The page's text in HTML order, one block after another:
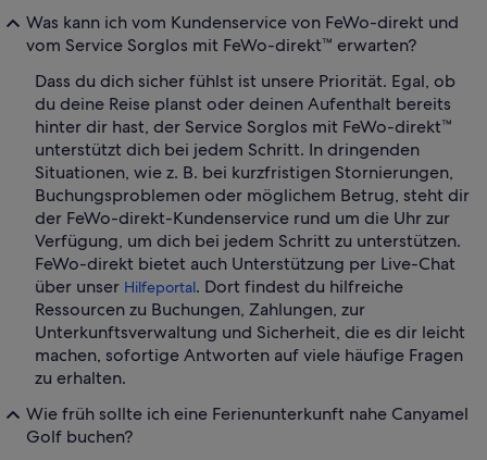
Was kann ich vom Kundenservice von FeWo-direkt und
vom Service Sorglos mit FeWo-direkt™ erwarten?
Dass du dich sicher fühlst ist unsere Priorität. Egal, ob
du deine Reise planst oder deinen Aufenthalt bereits
hinter dir hast, der Service Sorglos mit FeWo-direkt™
unterstützt dich bei jedem Schritt. In dringenden
Situationen, wie z. B. bei kurzfristigen Stornierungen,
Buchungsproblemen oder möglichem Betrug, steht dir
der FeWo-direkt-Kundenservice rund um die Uhr zur
Verfügung, um dich bei jedem Schritt zu unterstützen.
FeWo-direkt bietet auch Unterstützung per Live-Chat
über unser Hilfeportal. Dort findest du hilfreiche
Ressourcen zu Buchungen, Zahlungen, zur
Unterkunftsverwaltung und Sicherheit, die es dir leicht
machen, sofortige Antworten auf viele häufige Fragen
zu erhalten.
Wie früh sollte ich eine Ferienunterkunft nahe Canyamel
Golf buchen?